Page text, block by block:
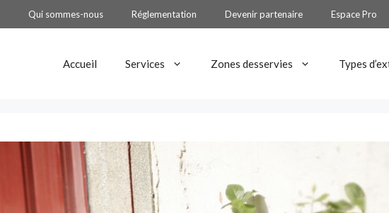
Qui sommes-nous Réglementation Devenir partenaire Espace Pro
Accueil Services Zones desservies Types